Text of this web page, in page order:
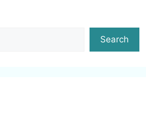
Search